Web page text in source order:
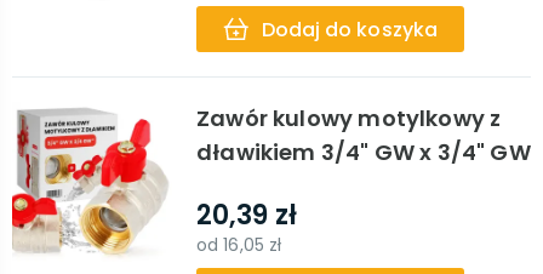
Dodaj do koszyka
Zawór kulowy motylkowy z
dławikiem 3/4" GW x 3/4" GW
20,39 zł
od16,05 zł